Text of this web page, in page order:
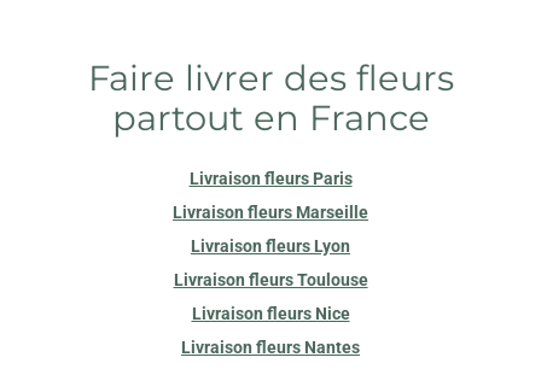
Faire livrer des fleurs
partout en France
Livraison fleurs Paris
Livraison fleurs Marseille
Livraison fleurs Lyon
Livraison fleurs Toulouse
Livraison fleurs Nice
Livraison fleurs Nantes